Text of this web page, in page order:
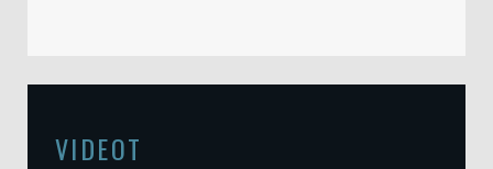
VIDEOT